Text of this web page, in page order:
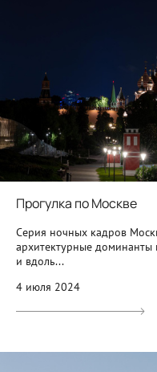
Прогулка по Москве
Серия ночных кадров
архитектурные
и вдоль...
4 июля 2024